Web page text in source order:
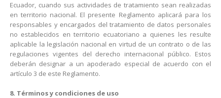
Ecuador, cuando sus actividades de tratamiento sean realizadas
en territorio nacional. El presente Reglamento aplicará para los
responsables y encargados del tratamiento de datos personales
no establecidos en territorio ecuatoriano a quienes les resulte
aplicable la legislación nacional en virtud de un contrato o de las
regulaciones vigentes del derecho internacional público. Estos
deberán designar a un apoderado especial de acuerdo con el
artículo 3 de este Reglamento.
8. Términos y condiciones de uso